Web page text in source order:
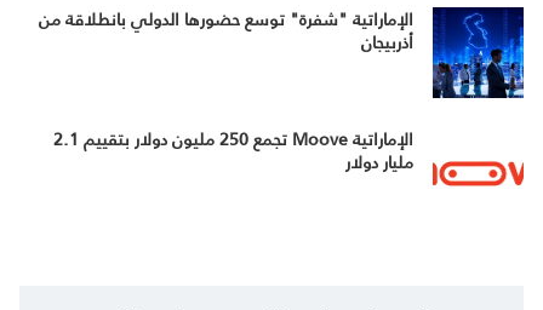
الإماراتية "شفرة" توسع حضورها الدولي بانطلاقة من
أذربيجان
الإماراتية Moove تجمع 250 مليون دولار بتقييم 2.1
مليار دولار